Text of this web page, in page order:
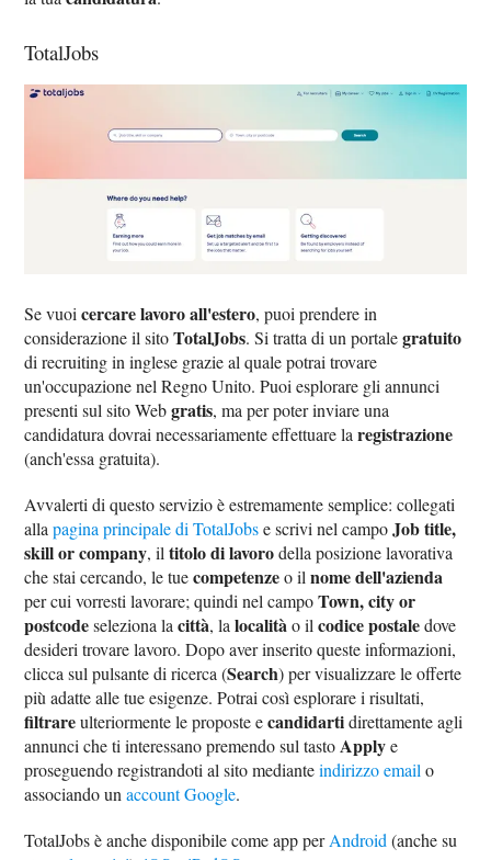
TotalJobs
Se vuoicercare lavoro all'estero, puoi prendere in
considerazione il sitoTotalJobs. Si tratta di un portalegratuito
di recruiting in inglese grazie al quale potrai trovare
un'occupazione nel Regno Unito. Puoi esplorare gli annunci
presenti sul sito Webgratis, ma per poter inviare una
candidatura dovrai necessariamente effettuare laregistrazione
(anch'essa gratuita).
Avvalerti di questo servizio è estremamente semplice: collegati
allapagina principale di TotalJobse scrivi nel campoJob title,
skill or company, iltitolo di lavorodella posizione lavorativa
che stai cercando, le tuecompetenzeo ilnome dell'azienda
per cui vorresti lavorare; quindi nel campoTown, city or
postcodeseleziona lacittà, lalocalitào ilcodice postaledove
desideri trovare lavoro. Dopo aver inserito queste informazioni,
clicca sul pulsante di ricerca (Search) per visualizzare le offerte
più adatte alle tue esigenze. Potrai così esplorare i risultati,
filtrareulteriormente le proposte ecandidartidirettamente agli
annunci che ti interessano premendo sul tastoApplye
proseguendo registrandoti al sito medianteindirizzo emailo
associando unaccount Google.
TotalJobs è anche disponibile come app perAndroid(anche su